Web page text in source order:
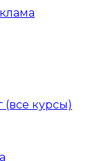
(все курсы)